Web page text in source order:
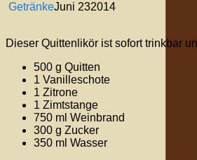
GetränkeJuni 232014
Dieser Quittenlikör ist sofort trinkbar
500 g Quitten
1 Vanilleschote
1 Zitrone
1 Zimtstange
750 ml Weinbrand
300 g Zucker
350 ml Wasser